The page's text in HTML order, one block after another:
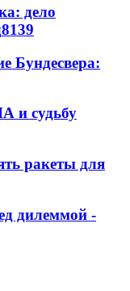
дело
8139
Бундесвера:
и судьбу
ракеты для
дилеммой -